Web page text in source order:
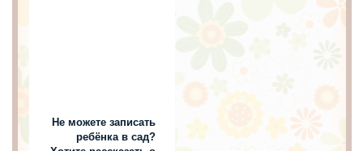
Не можете записать
ребёнка в сад?